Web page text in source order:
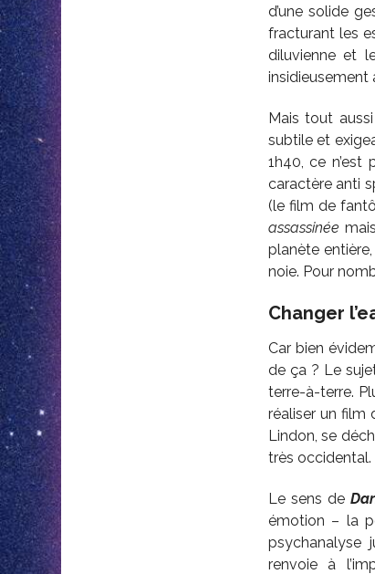
d’une solide
fracturant les
diluvienne et
insidieusement
Mais tout
subtile et
1h40, ce
caractère anti
(le film de
assassinée
planète
noie. Pour
Changer
Car bien
de ça ? Le
terre-à-terre.
réaliser un film
Lindon, se
très occidental.
Le sens de
émotion – la
psychanalyse
renvoie à